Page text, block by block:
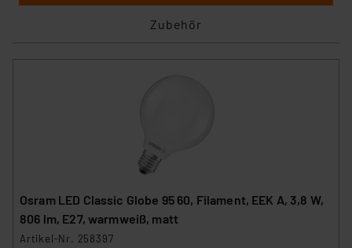
Zubehör
Osram LED Classic Globe 95 60, Filament, EEK A, 3,8 W,
806 lm, E27, warmweiß, matt
Artikel-Nr. 258397